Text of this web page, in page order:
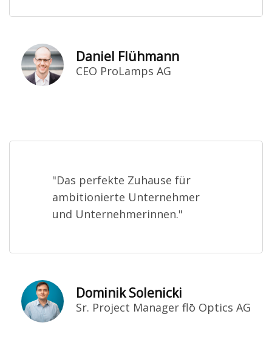
Daniel Flühmann
CEO ProLamps AG
Dominik Solenicki
Sr. Project Manager flō Optics AG
"Das perfekte Zuhause für
ambitionierte Unternehmer
und Unternehmerinnen."